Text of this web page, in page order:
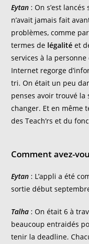
Eytan : On s’est
n’avait jamais fait
problèmes, comme
termes de légalitéet
services à la
Internet regorge
tri. On était un peu
penses avoir trouvé
changer. Et en même
des Teach’rs et du
Comment avez-
Eytan : L’appli a été
sortie début
Talha : On était 6 à
beaucoup entraidés
tenir la deadline.